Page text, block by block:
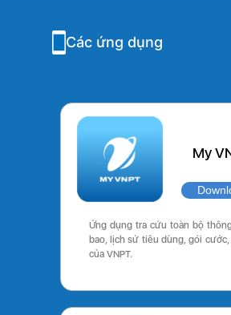
Các ứng dụng
My
Ứng dụng tra cứu toàn bộ
bao, lịch sử tiêu dùng, gói
của VNPT.